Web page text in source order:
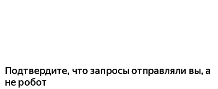
Подтвердите, что запросы отправляли вы, а
не робот